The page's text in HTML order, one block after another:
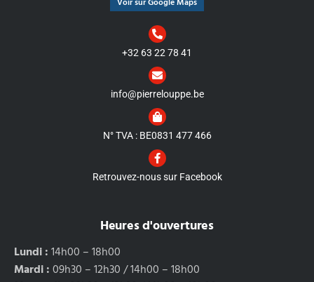
Voir sur Google Maps
+32 63 22 78 41
info@pierrelouppe.be
N° TVA : BE0831 477 466
Retrouvez-nous sur Facebook
Heures d'ouvertures
Lundi :14h00 – 18h00
Mardi :09h30 – 12h30 / 14h00 – 18h00